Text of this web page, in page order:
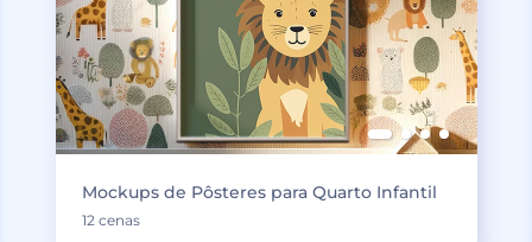
Mockups de Pôsteres para Quarto Infantil
12 cenas